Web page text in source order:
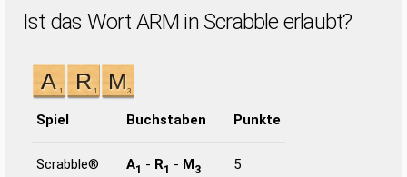
Ist das Wort ARM in Scrabble erlaubt?
Spiel Buchstaben Punkte
Scrabble® A1 - R1 - M3 5